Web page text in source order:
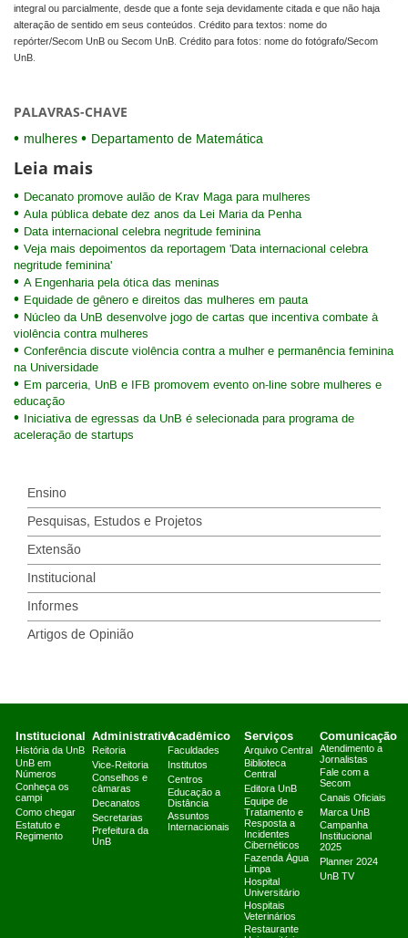
integral ou parcialmente, desde que a fonte seja devidamente citada e que não haja
alteração de sentido em seus conteúdos. Crédito para textos: nome do
repórter/Secom UnB ou Secom UnB. Crédito para fotos: nome do fotógrafo/Secom
UnB.
PALAVRAS-CHAVE
mulheres Departamento de Matemática
Leia mais
Decanato promove aulão de Krav Maga para mulheres
Aula pública debate dez anos da Lei Maria da Penha
Data internacional celebra negritude feminina
Veja mais depoimentos da reportagem 'Data internacional celebra
negritude feminina'
A Engenharia pela ótica das meninas
Equidade de gênero e direitos das mulheres em pauta
Núcleo da UnB desenvolve jogo de cartas que incentiva combate à
violência contra mulheres
Conferência discute violência contra a mulher e permanência feminina
na Universidade
Em parceria, UnB e IFB promovem evento on-line sobre mulheres e
educação
Iniciativa de egressas da UnB é selecionada para programa de
aceleração de startups
Ensino
Pesquisas, Estudos e Projetos
Extensão
Institucional
Informes
Artigos de Opinião
Institucional
História da UnB
UnB em
Números
Conheça os
campi
Como chegar
Estatuto e
Regimento
Administrativo
Reitoria
Vice-Reitoria
Conselhos e
câmaras
Decanatos
Secretarias
Prefeitura da
UnB
Acadêmico
Faculdades
Institutos
Centros
Educação a
Distância
Assuntos
Internacionais
Serviços
Arquivo Central
Biblioteca
Central
Editora UnB
Equipe de
Tratamento e
Resposta a
Incidentes
Cibernéticos
Fazenda Água
Limpa
Hospital
Universitário
Hospitais
Veterinários
Restaurante
Comunicação
Atendimento a
Jornalistas
Fale com a
Secom
Canais Oficiais
Marca UnB
Campanha
Institucional
2025
Planner 2024
UnB TV